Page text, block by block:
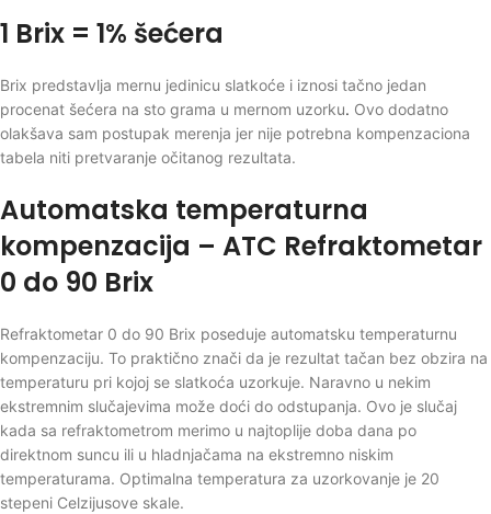
1 Brix = 1% šećera
Brix predstavlja mernu jedinicu slatkoće i iznosi tačno jedan
procenat šećera na sto grama u mernom uzorku. Ovo dodatno
olakšava sam postupak merenja jer nije potrebna kompenzaciona
tabela niti pretvaranje očitanog rezultata.
Automatska temperaturna
kompenzacija – ATC Refraktometar
0 do 90 Brix
Refraktometar 0 do 90 Brix poseduje automatsku temperaturnu
kompenzaciju. To praktično znači da je rezultat tačan bez obzira na
temperaturu pri kojoj se slatkoća uzorkuje. Naravno u nekim
ekstremnim slučajevima može doći do odstupanja. Ovo je slučaj
kada sa refraktometrom merimo u najtoplije doba dana po
direktnom suncu ili u hladnjačama na ekstremno niskim
temperaturama. Optimalna temperatura za uzorkovanje je 20
stepeni Celzijusove skale.